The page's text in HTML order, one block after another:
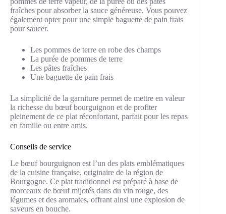
fraîches pour absorber la sauce généreuse. Vous pouvez
également opter pour une simple baguette de pain frais
pour saucer.
Les pommes de terre en robe des champs
La purée de pommes de terre
Les pâtes fraîches
Une baguette de pain frais
La simplicité de la garniture permet de mettre en valeur
la richesse du bœuf bourguignon et de profiter
pleinement de ce plat réconfortant, parfait pour les repas
en famille ou entre amis.
Conseils de service
Le bœuf bourguignon est l’un des plats emblématiques
de la cuisine française, originaire de la région de
Bourgogne. Ce plat traditionnel est préparé à base de
morceaux de bœuf mijotés dans du vin rouge, des
légumes et des aromates, offrant ainsi une explosion de
saveurs en bouche.